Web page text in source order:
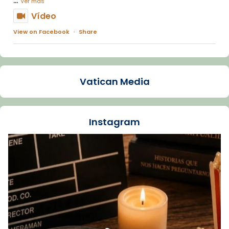
Vídeo
View on Facebook · Share
Arquebisbat de Barcelona
La Carmina va patir depressió. Fa gairebé
dos mesos, a l'Estadi Lluís Companys, la
Recupera l'entrevista comp
Vatican
tican News 👇
www.vaticannews.va/es/iglesia/news/2026-
07/carmina-historia-depresion-papa-viaje-
espana-testimoni...
Foto
Vatican Media
Instagram